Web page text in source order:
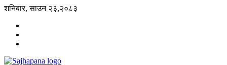
शनिबार, साउन २३,२०८३